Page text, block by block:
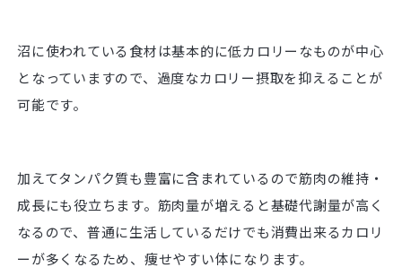
沼に使われている食材は基本的に低カロリーなものが中心
となっていますので、過度なカロリー摂取を抑えることが
可能です。
加えてタンパク質も豊富に含まれているので筋肉の維持・
成長にも役立ちます。筋肉量が増えると基礎代謝量が高く
なるので、普通に生活しているだけでも消費出来るカロリ
ーが多くなるため、痩せやすい体になります。